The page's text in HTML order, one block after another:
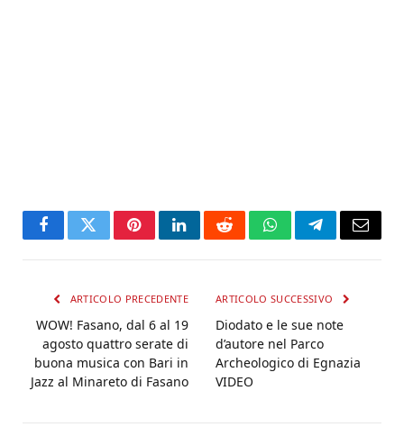
FacebookTwitterPinterestLinkedInRedditWhatsAppTelegramEmail
ARTICOLO PRECEDENTE
WOW! Fasano, dal 6 al 19
agosto quattro serate di
buona musica con Bari in
Jazz al Minareto di Fasano
ARTICOLO SUCCESSIVO
Diodato e le sue note
d’autore nel Parco
Archeologico di Egnazia
VIDEO